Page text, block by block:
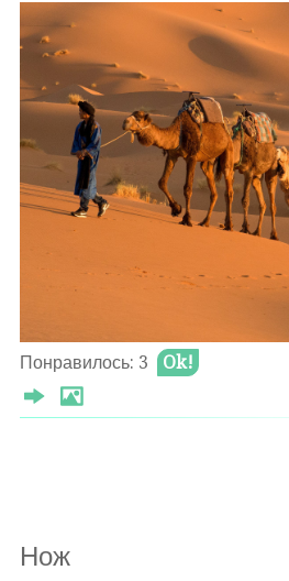
сбив спутанные кудри
в засаленных шелках
как пьяная вдова
вот в Каракумах пыль
промчится ураганом
солёные пески
ударят по лицу
зной высушит ковыль
и новые барханы
до новых бурь уснут
на чистом синем небе
уймётся бискунак
вернёт на землю прах
Понравилось: 3 Ok!
Нож